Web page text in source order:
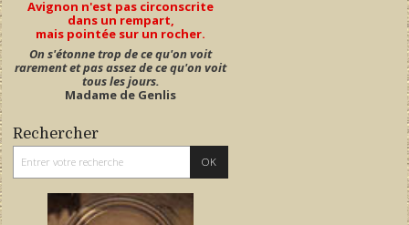
Avignon n'est pas circonscrite
dans un rempart,
mais pointée sur un rocher.
On s'étonne trop de ce qu'on voit
rarement et pas assez de ce qu'on voit
tous les jours.
Madame de Genlis
Rechercher